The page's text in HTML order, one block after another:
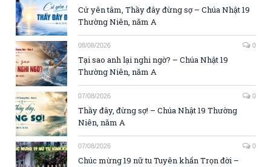
Cứ yên tâm, Thầy đây đừng sợ – Chúa Nhật 19
Thường Niên, năm A
08/08/2026 0
Tại sao anh lại nghi ngờ? – Chúa Nhật 19
Thường Niên, năm A
07/08/2026 0
Thầy đây, đừng sợ! – Chúa Nhật 19 Thường
Niên, năm A
07/08/2026 0
Chúc mừng 19 nữ tu Tuyên khấn Trọn đời –